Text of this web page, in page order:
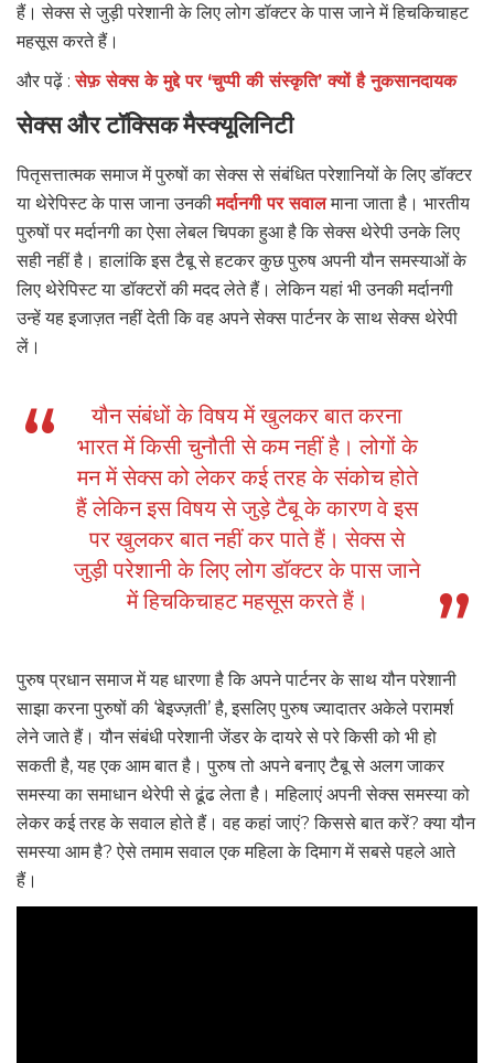
हैं। सेक्स से जुड़ी परेशानी के लिए लोग डॉक्टर के पास जाने में हिचकिचाहट
महसूस करते हैं।
और पढ़ें :सेफ़ सेक्स के मुद्दे पर ‘चुप्पी की संस्कृति’ क्यों है नुकसानदायक
सेक्स और टॉक्सिक मैस्क्यूलिनिटी
पितृसत्तात्मक समाज में पुरुषों का सेक्स से संबंधित परेशानियों के लिए डॉक्टर
या थेरेपिस्ट के पास जाना उनकीमर्दानगी पर सवालमाना जाता है। भारतीय
पुरुषों पर मर्दानगी का ऐसा लेबल चिपका हुआ है कि सेक्स थेरेपी उनके लिए
सही नहीं है। हालांकि इस टैबू से हटकर कुछ पुरुष अपनी यौन समस्याओं के
लिए थेरेपिस्ट या डॉक्टरों की मदद लेते हैं। लेकिन यहां भी उनकी मर्दानगी
उन्हें यह इजाज़त नहीं देती कि वह अपने सेक्स पार्टनर के साथ सेक्स थेरेपी
लें।
यौन संबंधों के विषय में खुलकर बात करना
भारत में किसी चुनौती से कम नहीं है। लोगों के
मन में सेक्स को लेकर कई तरह के संकोच होते
हैं लेकिन इस विषय से जुड़े टैबू के कारण वे इस
पर खुलकर बात नहीं कर पाते हैं। सेक्स से
जुड़ी परेशानी के लिए लोग डॉक्टर के पास जाने
में हिचकिचाहट महसूस करते हैं।
पुरुष प्रधान समाज में यह धारणा है कि अपने पार्टनर के साथ यौन परेशानी
साझा करना पुरुषों की ‘बेइज्ज़ती’ है, इसलिए पुरुष ज्यादातर अकेले परामर्श
लेने जाते हैं। यौन संबंधी परेशानी जेंडर के दायरे से परे किसी को भी हो
सकती है, यह एक आम बात है। पुरुष तो अपने बनाए टैबू से अलग जाकर
समस्या का समाधान थेरेपी से ढूंढ लेता है। महिलाएं अपनी सेक्स समस्या को
लेकर कई तरह के सवाल होते हैं। वह कहां जाएं? किससे बात करें? क्या यौन
समस्या आम है? ऐसे तमाम सवाल एक महिला के दिमाग में सबसे पहले आते
हैं।